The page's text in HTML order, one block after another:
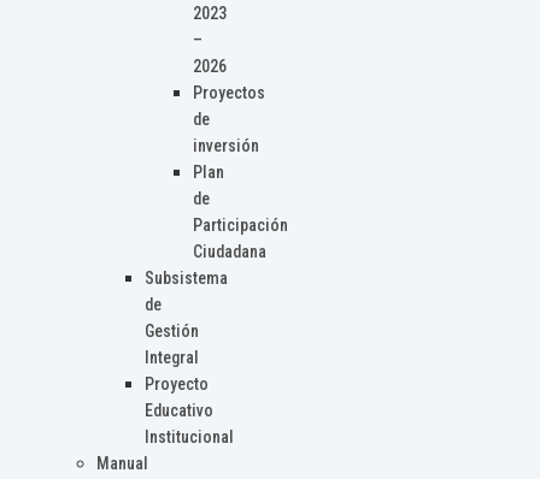
2023
–
2026
Proyectos
de
inversión
Plan
de
Participación
Ciudadana
Subsistema
de
Gestión
Integral
Proyecto
Educativo
Institucional
Manual